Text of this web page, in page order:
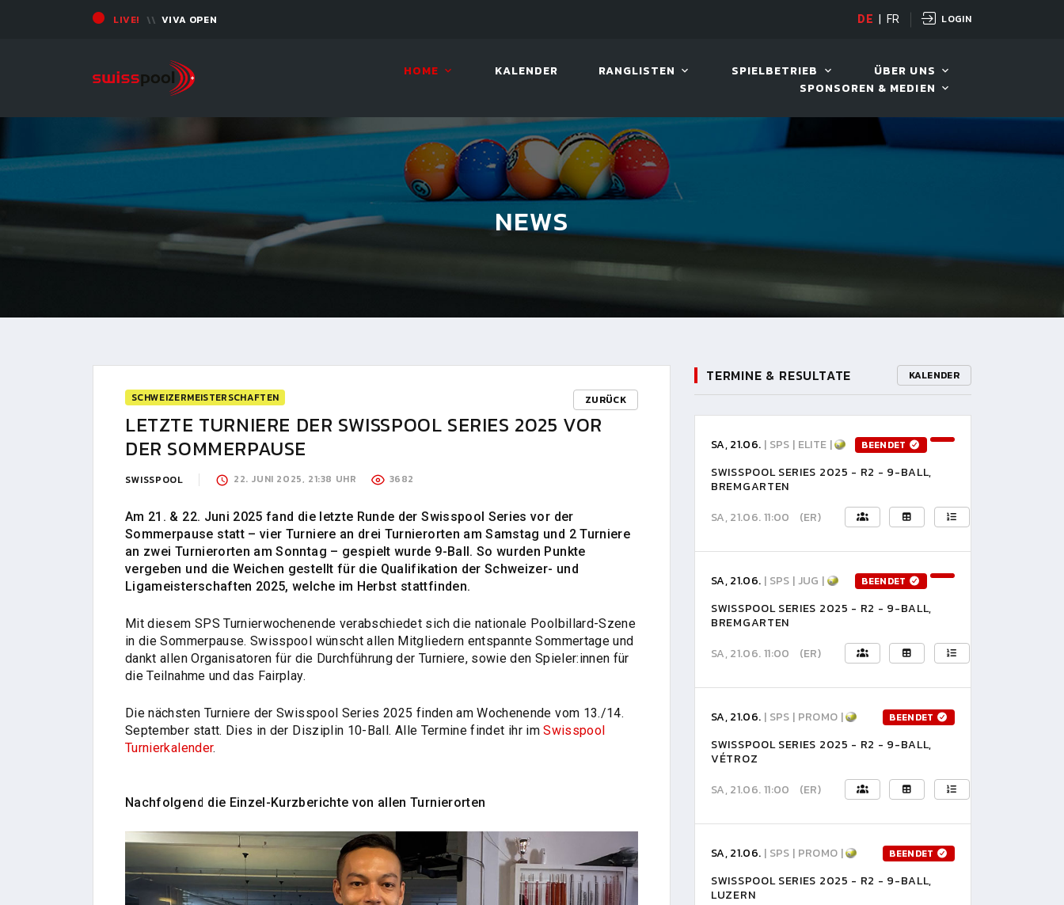
LIVE! VIVA OPEN LIVE! VIVA OPEN
DE FR LOGIN
HOME KALENDER RANGLISTEN SPIELBETRIEB
ÜBER UNS
SPONSOREN & MEDIEN
NEWS
SCHWEIZERMEISTERSCHAFTEN ZURÜCK
LETZTE TURNIERE DER SWISSPOOL SERIES 2025 VOR
DER SOMMERPAUSE
SWISSPOOL 22. JUNI 2025, 21:38 UHR 3682
Am 21. & 22. Juni 2025 fand die letzte Runde der Swisspool Series vor der
Sommerpause statt – vier Turniere an drei Turnierorten am Samstag und 2 Turniere
an zwei Turnierorten am Sonntag – gespielt wurde 9-Ball. So wurden Punkte
vergeben und die Weichen gestellt für die Qualifikation der Schweizer- und
Ligameisterschaften 2025, welche im Herbst stattfinden.
Mit diesem SPS Turnierwochenende verabschiedet sich die nationale Poolbillard-Szene
in die Sommerpause. Swisspool wünscht allen Mitgliedern entspannte Sommertage und
dankt allen Organisatoren für die Durchführung der Turniere, sowie den Spieler:innen für
die Teilnahme und das Fairplay.
Die nächsten Turniere der Swisspool Series 2025 finden am Wochenende vom 13./14.
September statt. Dies in der Disziplin 10-Ball. Alle Termine findet ihr imSwisspool
Turnierkalender.
Nachfolgend die Einzel-Kurzberichte von allen Turnierorten
TERMINE & RESULTATE KALENDER
SA, 21.06. | SPS | ELITE | BEENDET
SWISSPOOL SERIES 2025 - R2 - 9-BALL,
BREMGARTEN
SA, 21.06. 11:00
(ER)
SA, 21.06. | SPS | JUG | BEENDET
SWISSPOOL SERIES 2025 - R2 - 9-BALL,
BREMGARTEN
SA, 21.06. 11:00
(ER)
SA, 21.06. | SPS | PROMO | BEENDET
SWISSPOOL SERIES 2025 - R2 - 9-BALL,
VÉTROZ
SA, 21.06. 11:00
(ER)
SA, 21.06. | SPS | PROMO | BEENDET
SWISSPOOL SERIES 2025 - R2 - 9-BALL,
LUZERN